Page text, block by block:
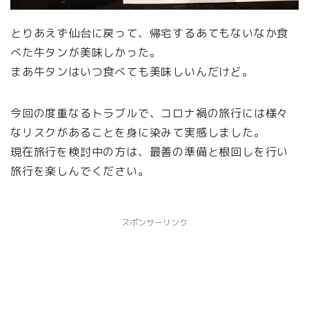
とりあえず仙台に戻って、帰宅するあてもないなか食
べた牛タンが美味しかった。
まあ牛タンはいつ食べても美味しいんだけど。
今回の度重なるトラブルで、コロナ禍の旅行には様々
なリスクがあることを身に染みて実感しました。
現在旅行を検討中の方は、最善の準備と根回しを行い
旅行を楽しんでください。
スポンサーリンク